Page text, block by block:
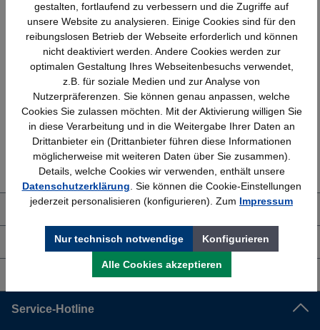
Schnelle Lieferung
Bundesweit
Topmarken
Faire Preise
Erfahrung
Bewährt seit 1958
Kostenlose Beratung
(04205) 635940
Über uns
Shop Service
Service-Hotline
gestalten, fortlaufend zu verbessern und die Zugriffe auf
unsere Website zu analysieren. Einige Cookies sind für den
reibungslosen Betrieb der Webseite erforderlich und können
nicht deaktiviert werden. Andere Cookies werden zur
optimalen Gestaltung Ihres Webseitenbesuchs verwendet,
z.B. für soziale Medien und zur Analyse von
Nutzerpräferenzen. Sie können genau anpassen, welche
Cookies Sie zulassen möchten. Mit der Aktivierung willigen Sie
in diese Verarbeitung und in die Weitergabe Ihrer Daten an
Drittanbieter ein (Drittanbieter führen diese Informationen
möglicherweise mit weiteren Daten über Sie zusammen).
Details, welche Cookies wir verwenden, enthält unsere
Datenschutzerklärung . Sie können die Cookie-Einstellungen
jederzeit personalisieren (konfigurieren). Zum Impressum
Nur technisch notwendige Konfigurieren
Alle Cookies akzeptieren